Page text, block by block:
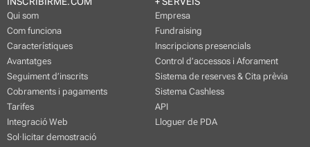
Qui som
Com funciona
Característiques
Avantatges
Seguiment d’inscrits
Cobraments i pagaments
Tarifes
Integració Web
Sol·licitar demostració
Empresa
Fundraising
Inscripcions presencials
Control d’accessos i Aforament
Sistema de reserves & Cita prèvia
Sistema Cashless
API
Lloguer de PDA